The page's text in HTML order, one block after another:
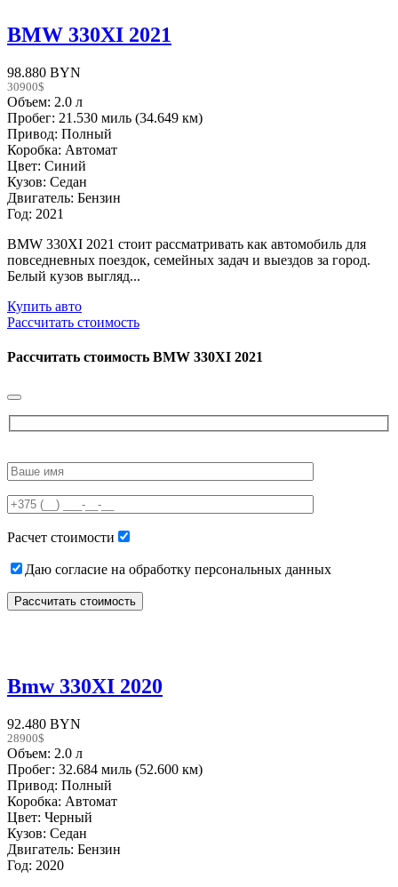
BMW 330XI 2021
98.880 BYN
30900$
Объем: 2.0 л
Пробег: 21.530 миль (34.649 км)
Привод: Полный
Коробка: Автомат
Цвет: Синий
Кузов: Седан
Двигатель: Бензин
Год: 2021
BMW 330XI 2021 стоит рассматривать как автомобиль для
повседневных поездок, семейных задач и выездов за город.
Белый кузов выгляд...
Купить авто
Рассчитать стоимость
Рассчитать стоимость BMW 330XI 2021
leave
field
empty.
Расчет стоимости
Даю согласие на обработку персональных данных
Bmw 330XI 2020
92.480 BYN
28900$
Объем: 2.0 л
Пробег: 32.684 миль (52.600 км)
Привод: Полный
Коробка: Автомат
Цвет: Черный
Кузов: Седан
Двигатель: Бензин
Год: 2020